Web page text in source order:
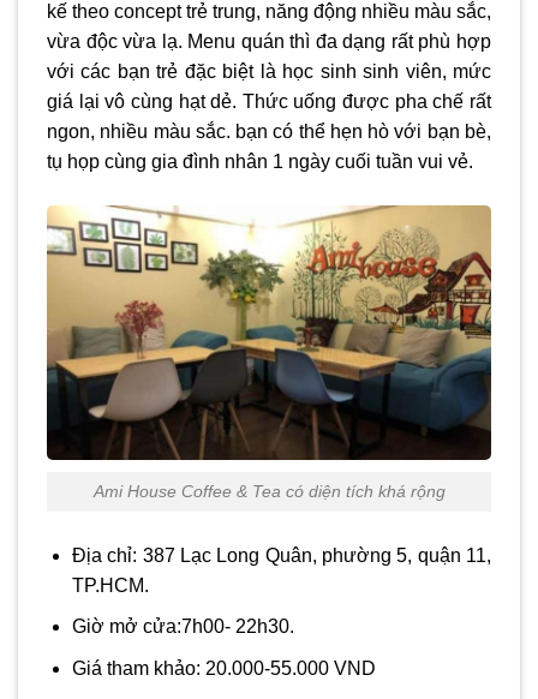
kế theo concept trẻ trung, năng động nhiều màu sắc,
vừa độc vừa lạ. Menu quán thì đa dạng rất phù hợp
với các bạn trẻ đặc biệt là học sinh sinh viên, mức
giá lại vô cùng hạt dẻ. Thức uống được pha chế rất
ngon, nhiều màu sắc. bạn có thể hẹn hò với bạn bè,
tụ họp cùng gia đình nhân 1 ngày cuối tuần vui vẻ.
Ami House Coffee & Tea có diện tích khá rộng
Địa chỉ: 387 Lạc Long Quân, phường 5, quận 11,
TP.HCM.
Giờ mở cửa:7h00- 22h30.
Giá tham khảo: 20.000-55.000 VND